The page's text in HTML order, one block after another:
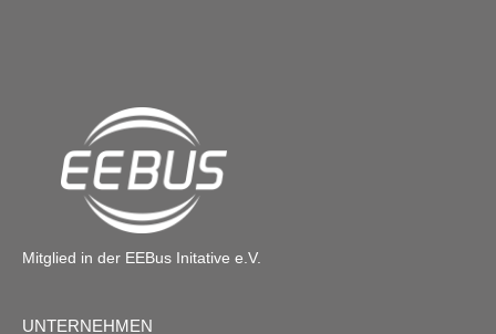
Mitglied in der EEBus Initative e.V.
UNTERNEHMEN